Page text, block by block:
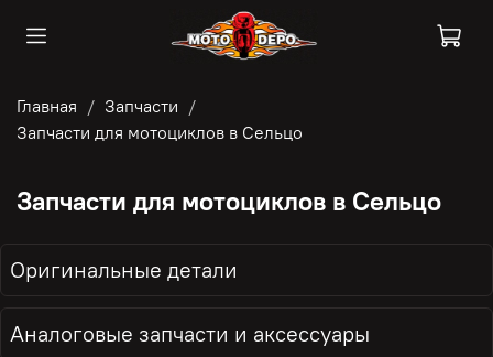
Главная
Запчасти
Запчасти для мотоциклов в Сельцо
Запчасти для мотоциклов в Сельцо
Оригинальные детали
Аналоговые запчасти и аксессуары